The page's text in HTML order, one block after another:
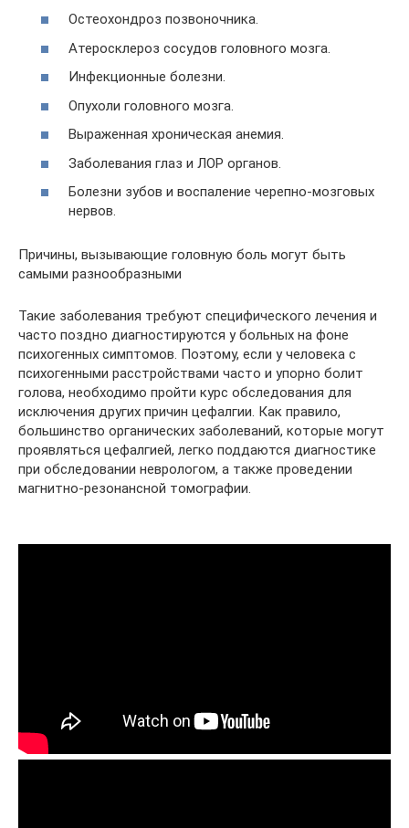
Остеохондроз позвоночника.
Атеросклероз сосудов головного мозга.
Инфекционные болезни.
Опухоли головного мозга.
Выраженная хроническая анемия.
Заболевания глаз и ЛОР органов.
Болезни зубов и воспаление черепно-мозговых
нервов.
Причины, вызывающие головную боль могут быть
самыми разнообразными
Такие заболевания требуют специфического лечения и
часто поздно диагностируются у больных на фоне
психогенных симптомов. Поэтому, если у человека с
психогенными расстройствами часто и упорно болит
голова, необходимо пройти курс обследования для
исключения других причин цефалгии. Как правило,
большинство органических заболеваний, которые могут
проявляться цефалгией, легко поддаются диагностике
при обследовании неврологом, а также проведении
магнитно-резонансной томографии.